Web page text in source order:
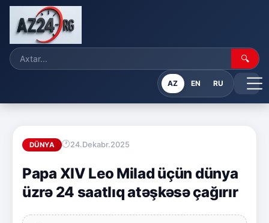
🔍
AZ EN RU
DÜNYA 24.Dekabr.2025
Papa XIV Leo Milad üçün dünya
üzrə 24 saatlıq atəşkəsə çağırır